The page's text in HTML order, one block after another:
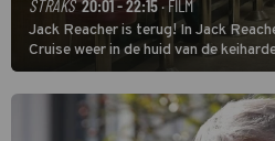
STRAKS 20:01 - 22:15· FILM
Jack Reacher is terug! In Jack
Cruise weer in de huid van de